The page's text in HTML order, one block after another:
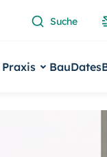
Suche
Praxis BauDates